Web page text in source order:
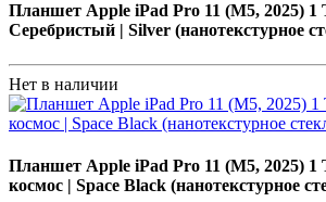
Планшет Apple iPad Pro 11 (M5, 2025)
Серебристый | Silver (нанотекстурное
Нет в наличии
Планшет Apple iPad Pro 11 (M5, 2025)
космос | Space Black (нанотекстурное